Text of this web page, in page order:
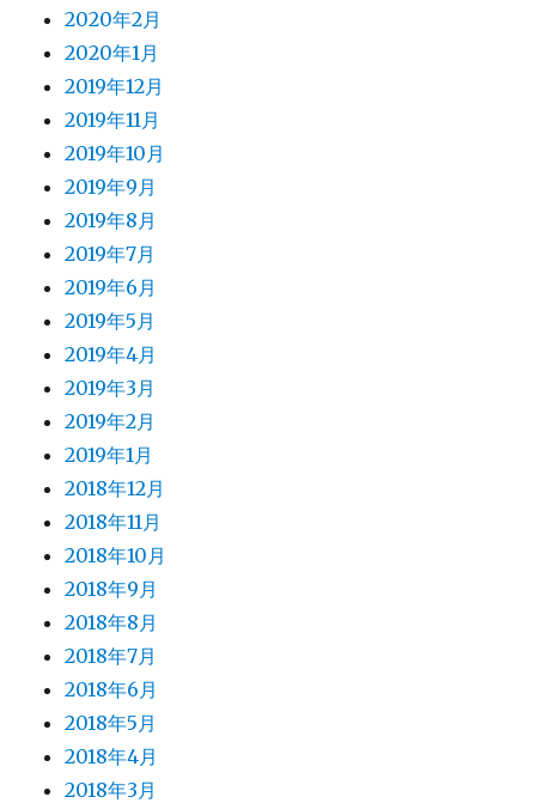
2020年2月
2020年1月
2019年12月
2019年11月
2019年10月
2019年9月
2019年8月
2019年7月
2019年6月
2019年5月
2019年4月
2019年3月
2019年2月
2019年1月
2018年12月
2018年11月
2018年10月
2018年9月
2018年8月
2018年7月
2018年6月
2018年5月
2018年4月
2018年3月